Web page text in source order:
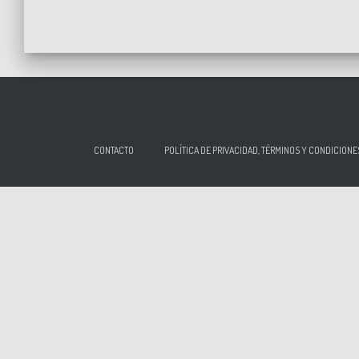
CONTACTO POLÍTICA DE PRIVACIDAD, TÉRMINOS Y